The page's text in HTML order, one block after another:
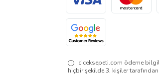
ciceksepeti.com ödeme
hiçbir şekilde 3. kişiler